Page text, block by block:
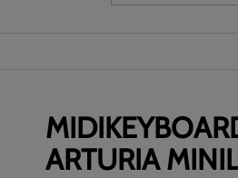
ARTURIA